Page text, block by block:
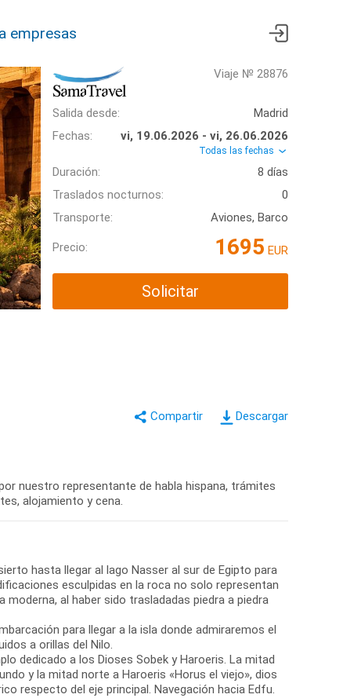
empresas
Viaje № 28876
Salida desde:
Madrid
Fechas:
vi, 19.06.2026 - vi, 26.06.2026
Todas las fechas
Duración:
8 días
Traslados nocturnos:
0
Transporte:
Aviones, Barco
Precio: 1695 EUR
Solicitar
Descargar
nuestro representante de habla hispana, trámites
alojamiento y cena.
hasta llegar al lago Nasser al sur de Egipto para
esculpidas en la roca no solo representan
al haber sido trasladadas piedra a piedra
para llegar a la isla donde admiraremos el
a orillas del Nilo.
dedicado a los Dioses Sobek y Haroeris. La mitad
y la mitad norte a Haroeris «Horus el viejo», dios
respecto del eje principal. Navegación hacia Edfu.